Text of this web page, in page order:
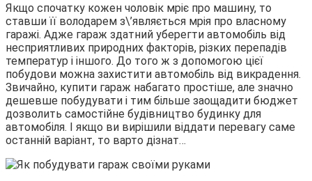
Якщо спочатку кожен чоловік мріє про машину, то
ставши її володарем з\’являється мрія про власному
гаражі. Адже гараж здатний уберегти автомобіль від
несприятливих природних факторів, різких перепадів
температур і іншого. До того ж з допомогою цієї
побудови можна захистити автомобіль від викрадення.
Звичайно, купити гараж набагато простіше, але значно
дешевше побудувати і тим більше заощадити бюджет
дозволить самостійне будівництво будинку для
автомобіля. І якщо ви вирішили віддати перевагу саме
останній варіант, то варто дізнат…